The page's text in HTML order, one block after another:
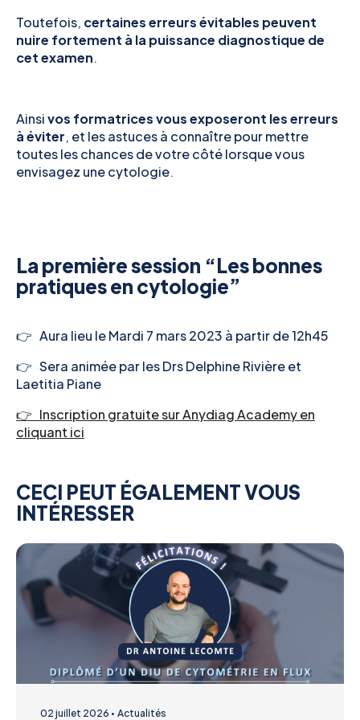
Toutefois, certaines erreurs évitables peuvent
nuire fortement à la puissance diagnostique de
cet examen.
Ainsivos formatrices vous exposeront les erreurs
à éviter, et les astuces à connaître pour mettre
toutes les chances de votre côté lorsque vous
envisagez une cytologie.
La première session “Les bonnes
pratiques en cytologie”
👉 Aura lieu le Mardi 7 mars 2023 à partir de 12h45
👉 Sera animée par les Drs Delphine Rivière et
Laetitia Piane
👉 Inscription gratuite sur Anydiag Academy en
cliquant ici
CECI PEUT ÉGALEMENT VOUS
INTÉRESSER
02 juillet 2026 Actualités